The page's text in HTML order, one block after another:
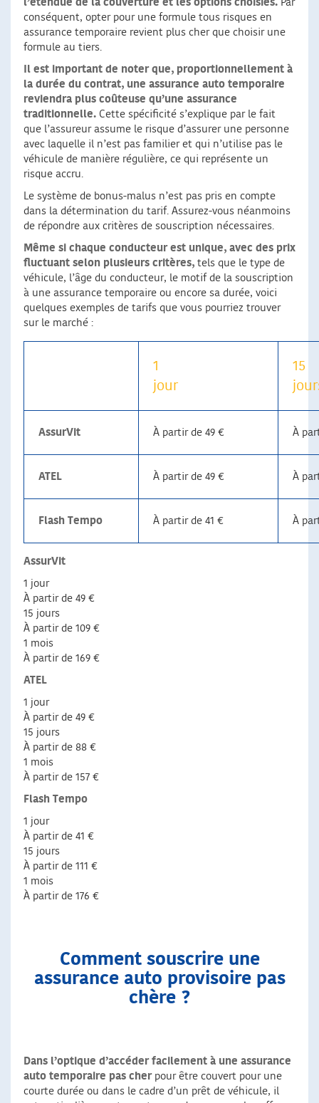
l’étendue de la couverture et les options choisies. Par
conséquent, opter pour une formule tous risques en
assurance temporaire revient plus cher que choisir une
formule au tiers.
Il est important de noter que, proportionnellement à
la durée du contrat, une assurance auto temporaire
reviendra plus coûteuse qu’une assurance
traditionnelle. Cette spécificité s’explique par le fait
que l’assureur assume le risque d’assurer une personne
avec laquelle il n’est pas familier et qui n’utilise pas le
véhicule de manière régulière, ce qui représente un
risque accru.
Le système de bonus-malus n’est pas pris en compte
dans la détermination du tarif. Assurez-vous néanmoins
de répondre aux critères de souscription nécessaires.
Même si chaque conducteur est unique, avec des prix
fluctuant selon plusieurs critères, tels que le type de
véhicule, l’âge du conducteur, le motif de la souscription
à une assurance temporaire ou encore sa durée, voici
quelques exemples de tarifs que vous pourriez trouver
sur le marché :
1
jour
15
AssurVit À partir de 49 € À
ATEL À partir de 49 € À
Flash Tempo À partir de 41 € À
AssurVit
1 jour
À partir de 49 €
15 jours
À partir de 109 €
1 mois
À partir de 169 €
ATEL
1 jour
À partir de 49 €
15 jours
À partir de 88 €
1 mois
À partir de 157 €
Flash Tempo
1 jour
À partir de 41 €
15 jours
À partir de 111 €
1 mois
À partir de 176 €
Comment souscrire une
assurance auto provisoire pas
chère ?
Dans l’optique d’accéder facilement à une assurance
auto temporaire pas cherpour être couvert pour une
courte durée ou dans le cadre d’un prêt de véhicule, il